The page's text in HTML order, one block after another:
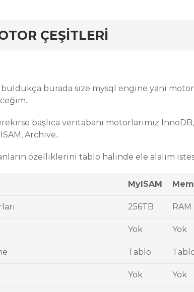
ÇEŞITLERI
buldukça burada size mysql engine yani
başlıca veritabanı motorlarımız
Archive..
özelliklerini tablo halinde ele alalım
MyISAM
256TB RAM
Yok Yok
Tablo
Yok Yok